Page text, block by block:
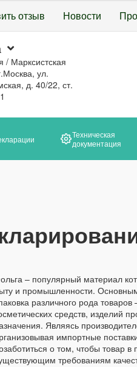
отзыв Новости
/ Марксистская
ул.
д. 40/22, ст.
Техническая
документация
– популярный материал
и промышленности.
различного рода
средств, изделий
Являясь
импортные
о том, чтобы товар
требованиям